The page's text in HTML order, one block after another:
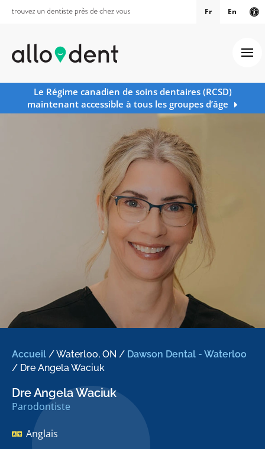
Fr En
Le Régime canadien de soins dentaires (RCSD)
maintenant accessible à tous les groupes d’âge
Accueil /Waterloo, ON / Dawson Dental - Waterloo
/ Dre Angela Waciuk
Dre Angela Waciuk
Parodontiste
Anglais